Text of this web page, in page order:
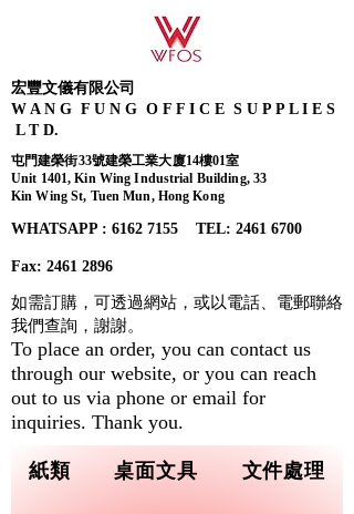
宏豐文儀有限公司
W A N G F U N G O F F I C E S U P P L I E S
L T D.
屯門建榮街33號建榮工業大廈14樓01室
Unit 1401, Kin Wing Industrial Building, 33
Kin Wing St, Tuen Mun, Hong Kong
WHATSAPP : 6162 7155​ TEL: 2461 6700
Fax: 2461 2896
紙類 桌面文具 文件處理
如需訂購，可透過網站，或以電話、電郵聯絡
我們查詢， 謝謝。
To place an order, you can contact us
through our website, or you can reach
out to us via phone or email for
inquiries. Thank you.